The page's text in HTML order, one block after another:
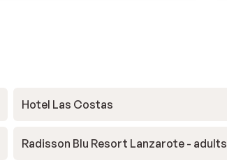
Hotel Las Costas
Radisson Blu Resort Lanzarote -